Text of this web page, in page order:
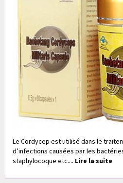
Le Cordycep est utilisé dans le
d’infections causées par les
staphylocoque etc.... Lire la suite